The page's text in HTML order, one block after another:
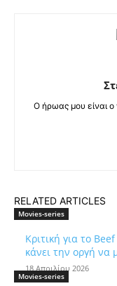
Ο ήρωας μου είναι ο
RELATED ARTICLES
Movies-series
Κριτική για το
κάνει την οργή να
18 Απριλίου 2026
Movies-series